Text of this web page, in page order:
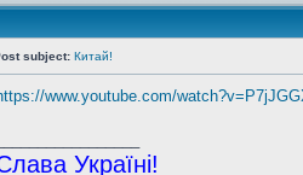
subject: Китай!
www.youtube.com/
Україні!